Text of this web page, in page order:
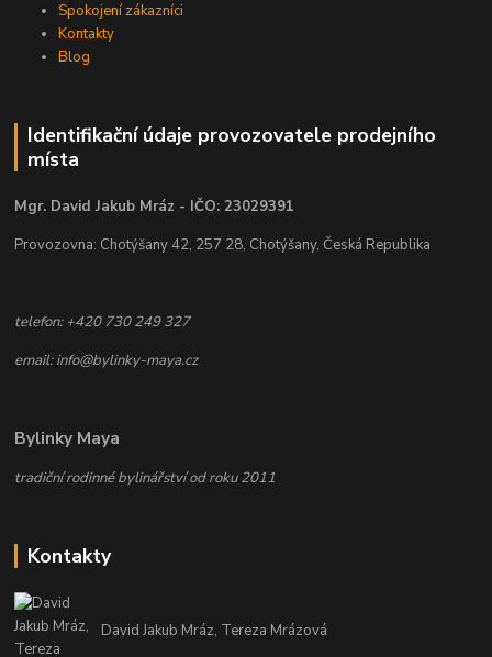
Spokojení zákazníci
Kontakty
Blog
Identifikační údaje provozovatele prodejního
místa
Mgr. David Jakub Mráz - IČO: 23029391
Provozovna: Chotýšany 42, 257 28, Chotýšany, Česká Republika
telefon: +420 730 249 327
email: info@bylinky-maya.cz
Bylinky Maya
tradiční rodinné bylinářství od roku 2011
Kontakty
David Jakub Mráz, Tereza Mrázová